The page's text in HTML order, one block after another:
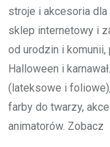
stroje i akcesoria
sklep internetowy i
od urodzin i
Halloween i
(lateksowe i
farby do twarzy,
animatorów. Zobacz